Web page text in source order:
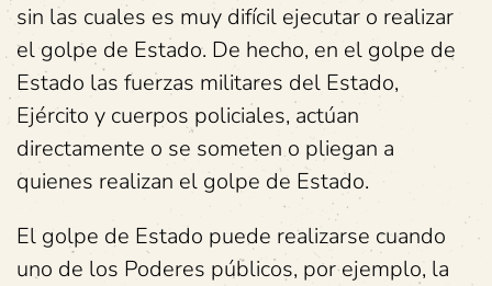
sin las cuales es muy difícil ejecutar o realizar
el golpe de Estado. De hecho, en el golpe de
Estado las fuerzas militares del Estado,
Ejército y cuerpos policiales, actúan
directamente o se someten o pliegan a
quienes realizan el golpe de Estado.
El golpe de Estado puede realizarse cuando
uno de los Poderes públicos, por ejemplo, la